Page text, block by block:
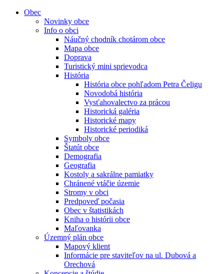
Obec
Novinky obce
Info o obci
Náučný chodník chotárom obce
Mapa obce
Doprava
Turistický mini sprievodca
História
História obce pohľadom Petra Čeligu
Novodobá história
Vysťahovalectvo za prácou
Historická galéria
Historické mapy
Historické periodiká
Symboly obce
Štatút obce
Demografia
Geografia
Kostoly a sakrálne pamiatky
Chránené vtáčie územie
Stromy v obci
Predpoveď počasia
Obec v štatistikách
Kniha o histórii obce
Maľovanka
Územný plán obce
Mapový klient
Informácie pre staviteľov na ul. Dubová a
Orechová